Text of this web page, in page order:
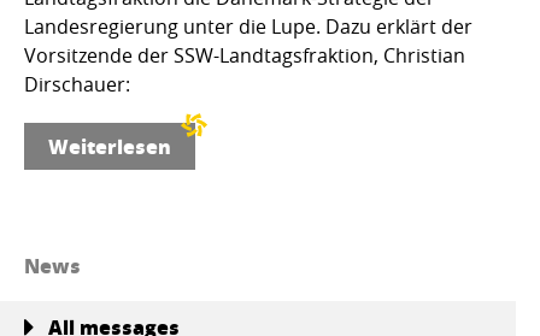
Landesregierung unter die Lupe. Dazu erklärt der
Vorsitzende der SSW-Landtagsfraktion, Christian
Dirschauer:
Weiterlesen
News
All messages